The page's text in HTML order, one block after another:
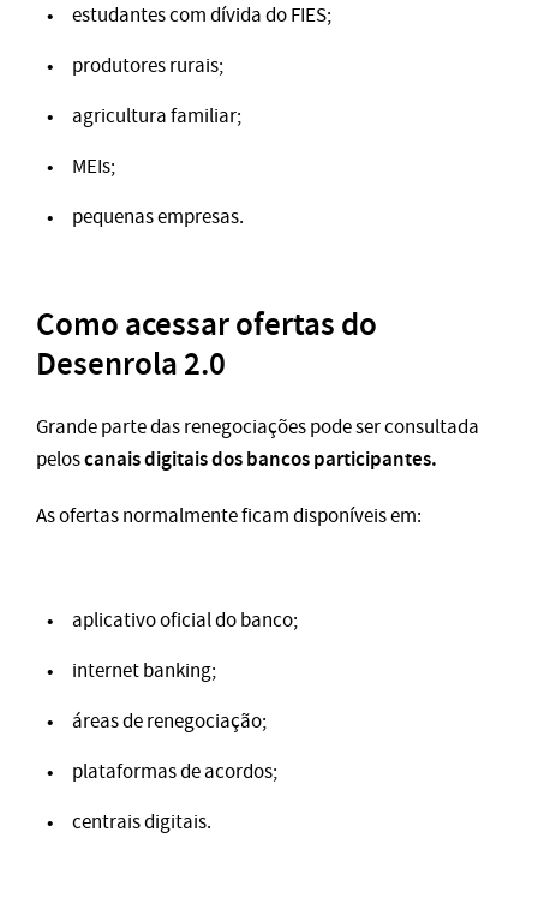
estudantes com dívida do FIES;
produtores rurais;
agricultura familiar;
MEIs;
pequenas empresas.
Como acessar ofertas do
Desenrola 2.0
Grande parte das renegociações pode ser consultada
peloscanais digitais dos bancos participantes.
As ofertas normalmente ficam disponíveis em:
aplicativo oficial do banco;
internet banking;
áreas de renegociação;
plataformas de acordos;
centrais digitais.